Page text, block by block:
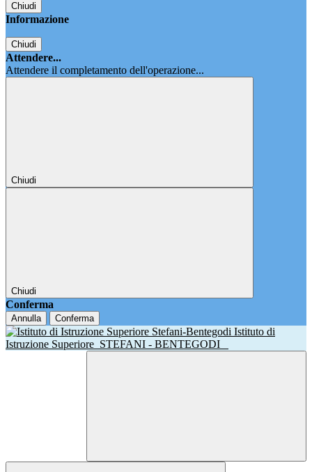
Chiudi
Informazione
Chiudi
Attendere...
Attendere il completamento dell'operazione...
Chiudi
Chiudi
Conferma
Annulla Conferma
Istituto di
Istruzione Superiore STEFANI - BENTEGODI